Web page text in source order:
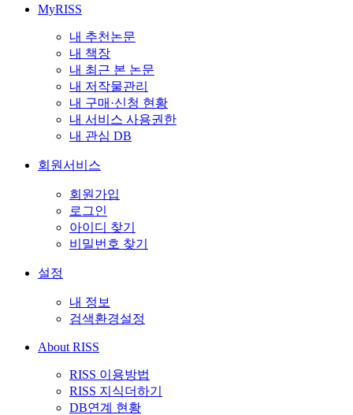
MyRISS
내 추천논문
내 책장
내 최근 본 논문
내 저작물관리
내 구매·신청 현황
내 서비스 사용권한
내 관심 DB
회원서비스
회원가입
로그인
아이디 찾기
비밀번호 찾기
설정
내 정보
검색환경설정
About RISS
RISS 이용방법
RISS 지식더하기
DB연계 현황